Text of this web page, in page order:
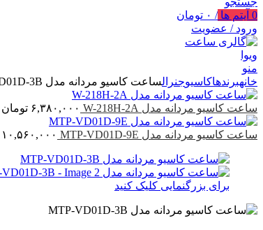
0 آیتم ها / ۰ تومان
ورود / عضویت
منو
خانهبرندهاکاسیوجنرالساعت کاسیو مردانه مدل MTP-VD01D-3B
ساعت کاسیو مردانه مدل W-218H-2A ۶,۳۸۰,۰۰۰ تومان
ساعت کاسیو مردانه مدل MTP-VD01D-9E ۱۰,۵۶۰,۰۰۰
برای بزرگنمایی کلیک کنید